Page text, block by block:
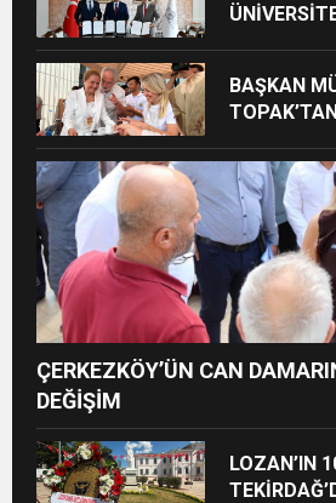
BAŞKAN
ÇERKEZKÖY’ÜN CAN
DEĞİŞİM
LOZAN’IN